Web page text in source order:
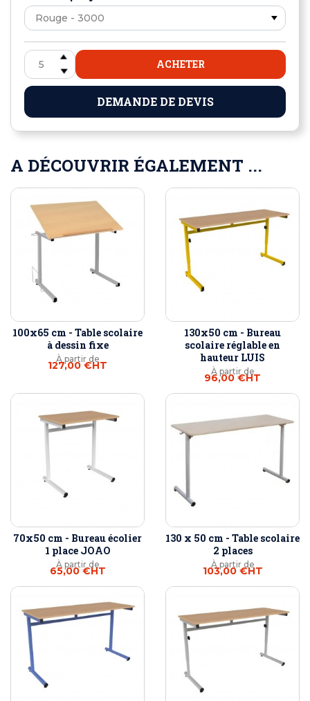
ACHETER
DEMANDE DE DEVIS
A DÉCOUVRIR ÉGALEMENT ...
100x65 cm - Table scolaire
à dessin fixe
À partir de
127,00 €HT
130x50 cm - Bureau
scolaire réglable en
hauteur LUIS
À partir de
96,00 €HT
70x50 cm - Bureau écolier
1 place JOAO
À partir de
65,00 €HT
130 x 50 cm - Table scolaire
2 places
À partir de
103,00 €HT